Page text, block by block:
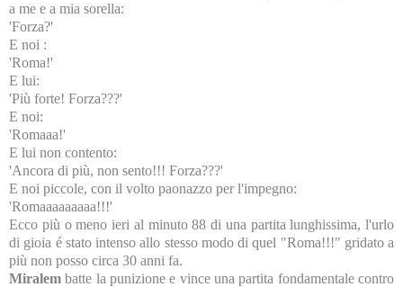
a me e a mia sorella:
'Forza?'
E noi :
'Roma!'
E lui:
'Più forte! Forza???'
E noi:
'Romaaa!'
E lui non contento:
'Ancora di più, non sento!!! Forza???'
E noi piccole, con il volto paonazzo per l'impegno:
'Romaaaaaaaaa!!!'
Ecco più o meno ieri al minuto 88 di una partita lunghissima, l'urlo
di gioia é stato intenso allo stesso modo di quel "Roma!!!" gridato a
più non posso circa 30 anni fa.
Miralem batte la punizione e vince una partita fondamentale contro